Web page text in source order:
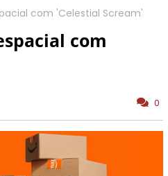
com 'Celestial Scream'
com
0